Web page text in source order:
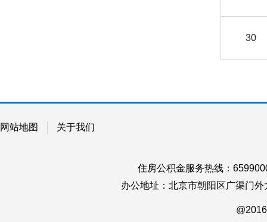
30
网站地图 关于我们
住房公积金服务热线：
办公地址：北京市朝阳区广渠门